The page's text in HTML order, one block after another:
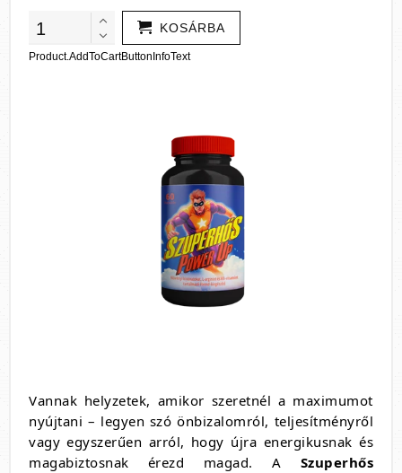
KOSÁRBA
Product.AddToCartButtonInfoText
Vannak helyzetek, amikor szeretnél a maximumot
nyújtani – legyen szó önbizalomról, teljesítményről
vagy egyszerűen arról, hogy újra energikusnak és
magabiztosnak érezd magad. A Szuperhős